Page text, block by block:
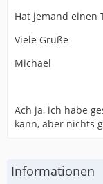
Hat jemand einen
Viele Grüße
Michael
Ach ja, ich habe
kann, aber nichts
Informationen